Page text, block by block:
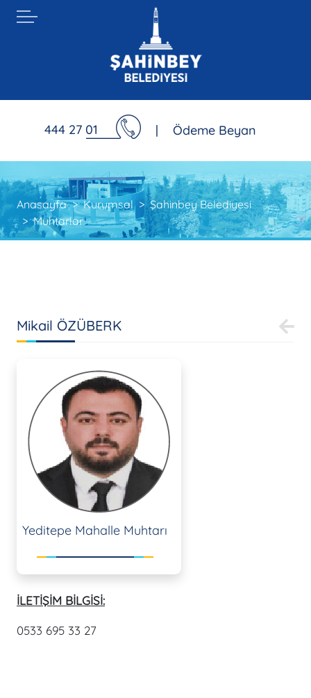
444 27 01 | Ödeme Beyan
Anasayfa Kurumsal
Şahinbey Belediyesi
Muhtarlar
Mikail ÖZÜBERK
Yeditepe Mahalle Muhtarı
İLETİŞİM BİLGİSİ:
0533 695 33 27